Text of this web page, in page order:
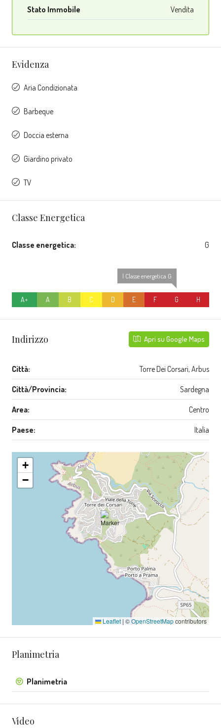
Stato Immobile Vendita
Evidenza
Aria Condizionata
Barbeque
Doccia esterna
Giardino privato
TV
Classe Energetica
Classe energetica: G
A+ A B C D E F
| Classe energetica G
G H
Indirizzo Apri su Google Maps
Città: Torre Dei Corsari, Arbus
Città/Provincia: Sardegna
Area: Centro
Paese: Italia
+
−
Leaflet | ©OpenStreetMapcontributors
Planimetria
Planimetria
Video